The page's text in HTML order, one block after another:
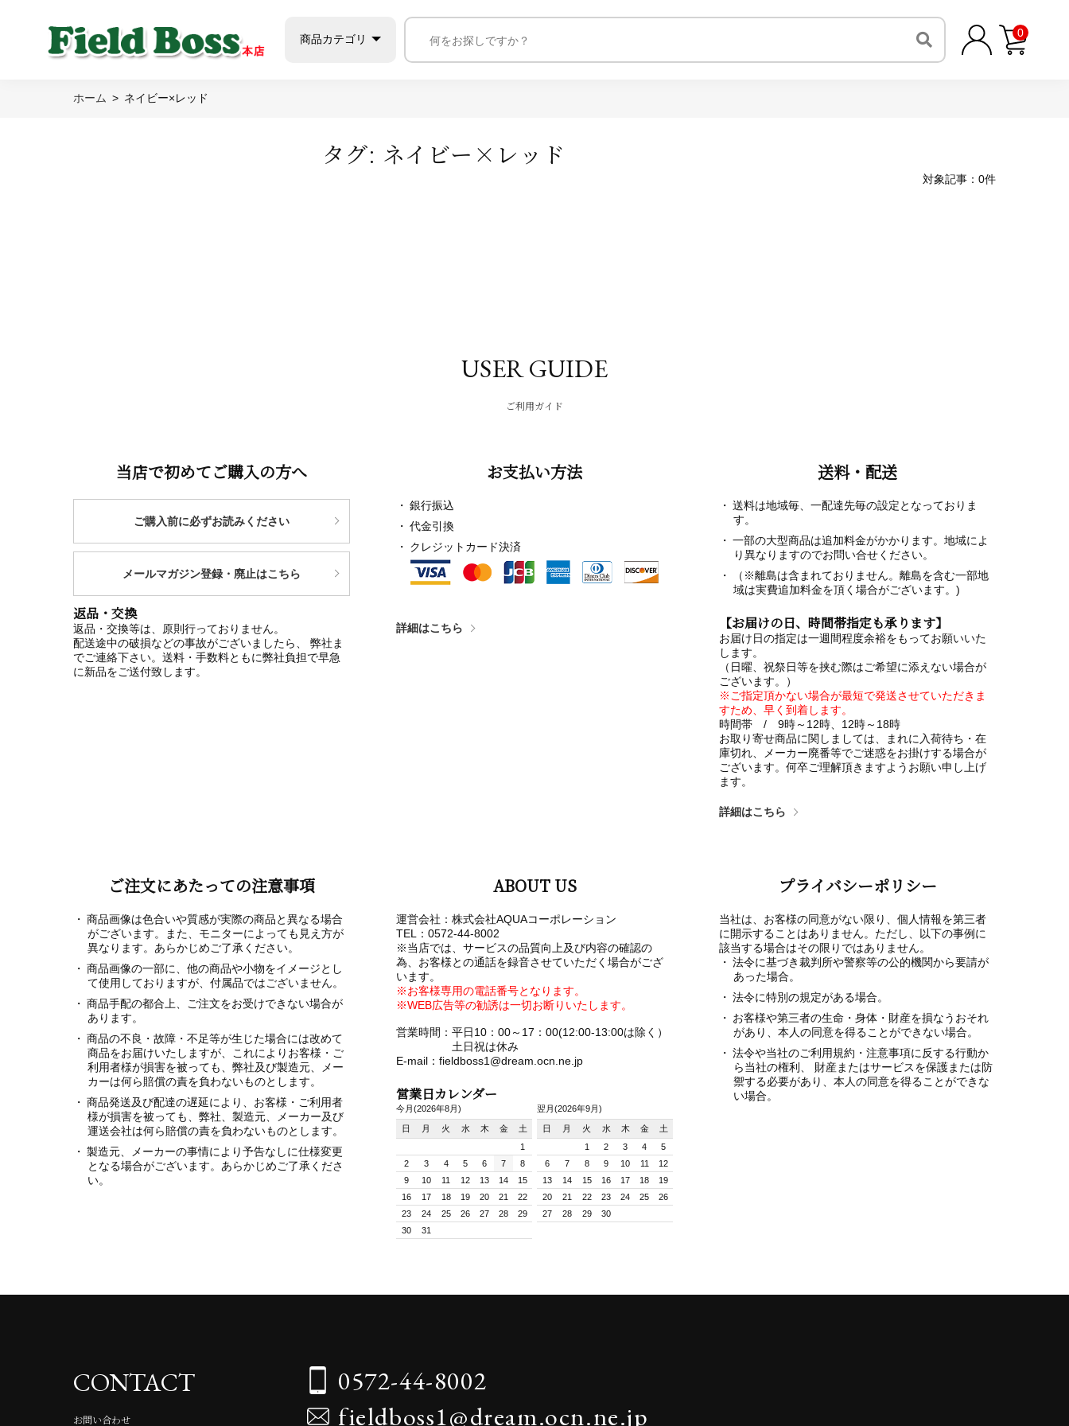
商品カテゴリ 0
ホーム ネイビー×レッド
タグ: ネイビー×レッド
対象記事：0件
USER GUIDE
ご利用ガイド
当店で初めてご購入の方へ
ご購入前に必ずお読みください
メールマガジン登録・廃止はこちら
返品・交換
返品・交換等は、原則行っておりません。
配送途中の破損などの事故がございましたら、 弊社ま
でご連絡下さい。送料・手数料ともに弊社負担で早急
に新品をご送付致します。
お支払い方法
銀行振込
代金引換
クレジットカード決済
詳細はこちら
送料・配送
送料は地域毎、一配達先毎の設定となっておりま
す。
一部の大型商品は追加料金がかかります。地域によ
り異なりますのでお問い合せください。
（※離島は含まれておりません。離島を含む一部地
域は実費追加料金を頂く場合がございます。)
【お届けの日、時間帯指定も承ります】
お届け日の指定は一週間程度余裕をもってお願いいた
します。
（日曜、祝祭日等を挟む際はご希望に添えない場合が
ございます。）
※ご指定頂かない場合が最短で発送させていただきま
すため、早く到着します。
時間帯 / 9時～12時、12時～18時
お取り寄せ商品に関しましては、まれに入荷待ち・在
庫切れ、メーカー廃番等でご迷惑をお掛けする場合が
ございます。何卒ご理解頂きますようお願い申し上げ
ます。
詳細はこちら
ご注文にあたっての注意事項
商品画像は色合いや質感が実際の商品と異なる場合
がございます。また、モニターによっても見え方が
異なります。あらかじめご了承ください。
商品画像の一部に、他の商品や小物をイメージとし
て使用しておりますが、付属品ではございません。
商品手配の都合上、ご注文をお受けできない場合が
あります。
商品の不良・故障・不足等が生じた場合には改めて
商品をお届けいたしますが、これによりお客様・ご
利用者様が損害を被っても、弊社及び製造元、メー
カーは何ら賠償の責を負わないものとします。
商品発送及び配達の遅延により、お客様・ご利用者
様が損害を被っても、弊社、製造元、メーカー及び
運送会社は何ら賠償の責を負わないものとします。
製造元、メーカーの事情により予告なしに仕様変更
となる場合がございます。あらかじめご了承くださ
い。
ABOUT US
運営会社：株式会社AQUAコーポレーション
TEL：0572-44-8002
※当店では、サービスの品質向上及び内容の確認の
為、お客様との通話を録音させていただく場合がござ
います。
※お客様専用の電話番号となります。
※WEB広告等の勧誘は一切お断りいたします。
営業時間：平日10：00～17：00(12:00-13:00は除く）
土日祝は休み
E-mail：fieldboss1@dream.ocn.ne.jp
営業日カレンダー
今月(2026年8月)
日 月 火 水 木 金
土
1
2
3 4 5 6 7
8
9
10 11 12 13 14
15
16
17 18 19 20 21
22
23
24 25 26 27 28
29
30
31
翌月(2026年9月)
日 月 火 水 木 金
土
1
2 3 4
5
6
7 8 9 10 11
12
13
14 15 16 17 18
19
20
21 22 23 24 25
26
27
28 29 30
プライバシーポリシー
当社は、お客様の同意がない限り、個人情報を第三者
に開示することはありません。ただし、以下の事例に
該当する場合はその限りではありません。
法令に基づき裁判所や警察等の公的機関から要請が
あった場合。
法令に特別の規定がある場合。
お客様や第三者の生命・身体・財産を損なうおそれ
があり、本人の同意を得ることができない場合。
法令や当社のご利用規約・注意事項に反する行動か
ら当社の権利、 財産またはサービスを保護または防
禦する必要があり、本人の同意を得ることができな
い場合。
CONTACT
お問い合わせ
0572-44-8002
fieldboss1@dream.ocn.ne.jp